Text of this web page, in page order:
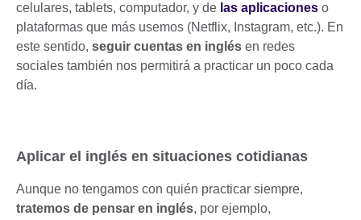
celulares, tablets, computador, y de las aplicaciones o
plataformas que más usemos (Netflix, Instagram, etc.). En
este sentido, seguir cuentas en inglés en redes
sociales también nos permitirá a practicar un poco cada
día.
Aplicar el inglés en situaciones cotidianas
Aunque no tengamos con quién practicar siempre,
tratemos de pensar en inglés, por ejemplo,